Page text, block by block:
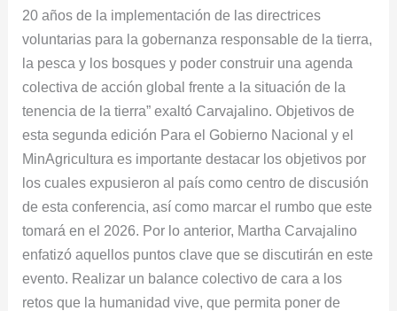
20 años de la implementación de las directrices
voluntarias para la gobernanza responsable de la tierra,
la pesca y los bosques y poder construir una agenda
colectiva de acción global frente a la situación de la
tenencia de la tierra” exaltó Carvajalino. Objetivos de
esta segunda edición Para el Gobierno Nacional y el
MinAgricultura es importante destacar los objetivos por
los cuales expusieron al país como centro de discusión
de esta conferencia, así como marcar el rumbo que este
tomará en el 2026. Por lo anterior, Martha Carvajalino
enfatizó aquellos puntos clave que se discutirán en este
evento. Realizar un balance colectivo de cara a los
retos que la humanidad vive, que permita poner de